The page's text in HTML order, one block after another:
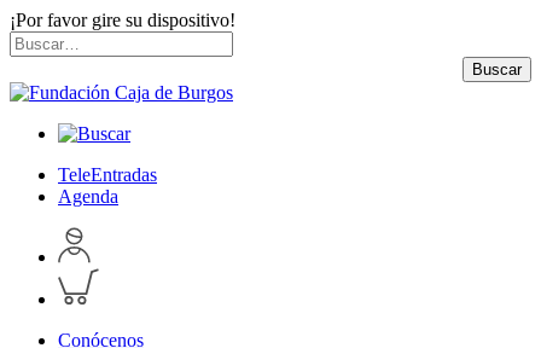
¡Por favor gire su dispositivo!
Skip
to
content
Buscar
por:
Buscar
TeleEntradas
Agenda
Acceder
a
perfil
personal
Inspeccionar
carrito
Conócenos